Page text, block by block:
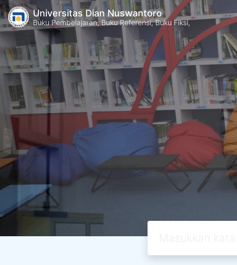
Universitas Dian Nuswantoro
Buku Pembelajaran, Buku Referensi, Buku Fiksi,